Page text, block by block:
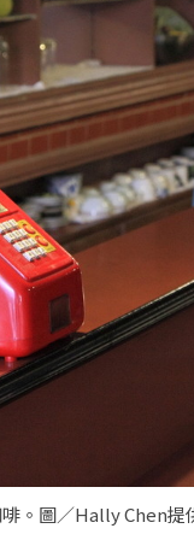
。圖／Hally Chen提